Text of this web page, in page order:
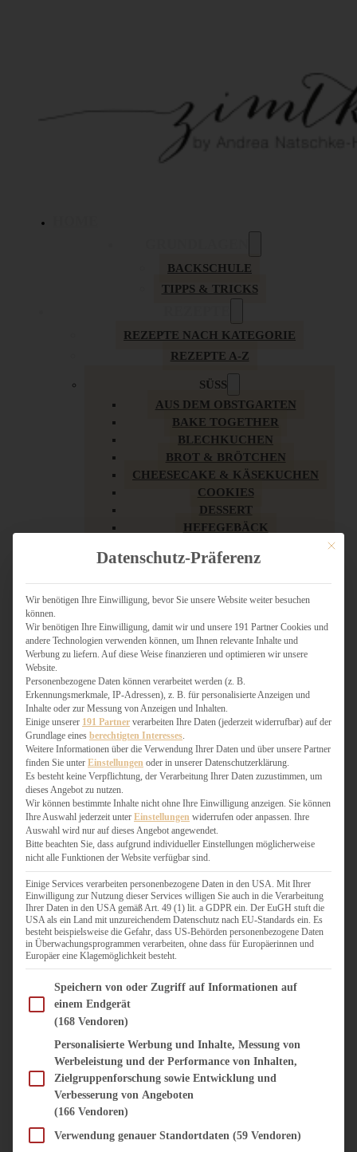
BACKSCHULE
TIPPS & TRICKS
REZEPTE NACH KATEGORIE
REZEPTE A-Z
SÜSS
AUS DEM OBSTGARTEN
BAKE TOGETHER
BLECHKUCHEN
BROT & BRÖTCHEN
CHEESECAKE & KÄSEKUCHEN
COOKIES
DESSERT
HEFEGEBÄCK
KUCHEN
LOW CARB & GESÜNDER
MY AMERICAN BAKERY
SCHOKOLADIGES
SÜSSES HAUPTGERICHT
TÖRTCHEN
VEGAN SÜSS
WEIHNACHTSBÄCKEREI
HERZHAFT
BURGER & SANDWICHES
FIX AUF DEM TISCH
FLEISCH & FISCH
GRILLEN / BARBECUE
HERZHAFTES BACKEN
ONE-POT-GERICHTE
PASTA & NUDELGERICHTE
PIZZA, TARTES & QUICHES
REIS & RISOTTO
SALATE & SNACKS
SUPPENKASPEREIEN
VORSPEISEN
SÜSS & HERZHAFT
BROTAUFSTRICH
DIPS, SAUCEN, CHUTNEYS
Mit
Datenschutz-Präferenz
Wir benötigen Ihre Einwilligung, bevor Sie unsere Website weiter besuchen
können.
Wir benötigen Ihre Einwilligung, damit wir und unsere 191 Partner Cookies und
andere Technologien verwenden können, um Ihnen relevante Inhalte und
Werbung zu liefern. Auf diese Weise finanzieren und optimieren wir unsere
Website.
Personenbezogene Daten können verarbeitet werden (z. B.
Erkennungsmerkmale, IP-Adressen), z. B. für personalisierte Anzeigen und
Inhalte oder zur Messung von Anzeigen und Inhalten.
Einige unserer 191 Partner verarbeiten Ihre Daten (jederzeit widerrufbar) auf der
Grundlage eines berechtigten Interesses
Weitere Informationen über die Verwendung Ihrer Daten und über unsere Partner
finden Sie unter Einstellungen oder in unserer Datenschutzerklärung.
Es besteht keine Verpflichtung, der Verarbeitung Ihrer Daten zuzustimmen, um
dieses Angebot zu nutzen.
Wir können bestimmte Inhalte nicht ohne Ihre Einwilligung anzeigen. Sie können
Ihre Auswahl jederzeit unter Einstellungen widerrufen oder anpassen. Ihre
Auswahl wird nur auf dieses Angebot angewendet.
Bitte beachten Sie, dass aufgrund individueller Einstellungen möglicherweise
nicht alle Funktionen der Website verfügbar sind.
Einige Services verarbeiten personenbezogene Daten in den USA. Mit Ihrer
Einwilligung zur Nutzung dieser Services willigen Sie auch in die Verarbeitung
Ihrer Daten in den USA gemäß Art. 49 (1) lit. a GDPR ein. Der EuGH stuft die
USA als ein Land mit unzureichendem Datenschutz nach EU-Standards ein. Es
besteht beispielsweise die Gefahr, dass US-Behörden personenbezogene Daten
in Überwachungsprogrammen verarbeiten, ohne dass für Europäerinnen und
Europäer eine Klagemöglichkeit besteht.
Im Folgenden finden Sie eine Liste der Zwecke des IAB Transparency and Consent
Speichern von oder Zugriff auf Informationen auf
einem Endgerät
(168 Vendoren)
Personalisierte Werbung und Inhalte, Messung von
Werbeleistung und der Performance von Inhalten,
Zielgruppenforschung sowie Entwicklung und
Verbesserung von Angeboten
(166 Vendoren)
Verwendung genauer Standortdaten (59 Vendoren)